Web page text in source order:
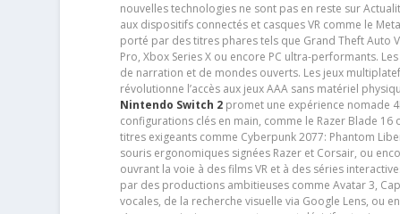
nouvelles technologies ne sont pas en reste sur
aux dispositifs connectés et casques VR comme le
porté par des titres phares tels que Grand Theft Auto
Pro, Xbox Series X ou encore PC ultra-performants.
de narration et de mondes ouverts. Les jeux
révolutionne l’accès aux jeux AAA sans matériel
Nintendo Switch 2promet une expérience nomade
configurations clés en main, comme le Razer Blade
titres exigeants comme Cyberpunk 2077: Phantom
souris ergonomiques signées Razer et Corsair, ou
ouvrant la voie à des films VR et à des séries
par des productions ambitieuses comme Avatar 3,
vocales, de la recherche visuelle via Google Lens, ou